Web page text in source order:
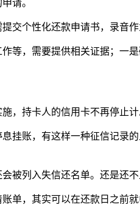
请。
交个性化还款申请书，录音
，需要提供相关证据；一
持卡人的信用卡不再停止
挂账，有这样一种征信记录
被列入失信还名单。还是还
单，其实可以在还款日之前